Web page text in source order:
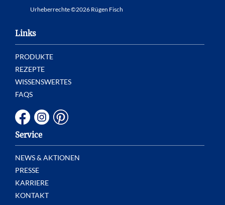
Urheberrechte ©2026 Rügen Fisch
Links
PRODUKTE
REZEPTE
WISSENSWERTES
FAQS
Service
NEWS & AKTIONEN
PRESSE
KARRIERE
KONTAKT